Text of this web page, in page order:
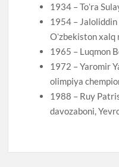
1934 – Toʻra
1954 –
Oʻzbekiston
1965 – Luqmon
1972 – Yaromir
olimpiya
1988 – Ruy
davozaboni,